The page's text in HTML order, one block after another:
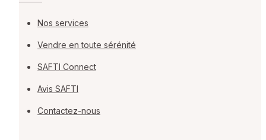
Nos services
Vendre en toute sérénité
SAFTI Connect
Avis SAFTI
Contactez-nous